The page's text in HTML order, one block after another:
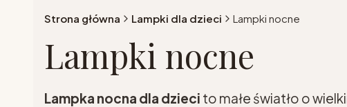
Strona główna Lampki dla dzieci Lampki nocne
Lampki nocne
Lampka nocna dla dzieci to małe światło o